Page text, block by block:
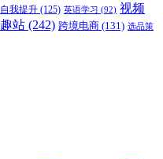
自我提升 (125) 英语学习 (92) 视频
趣站 (242) 跨境电商 (131) 选品策